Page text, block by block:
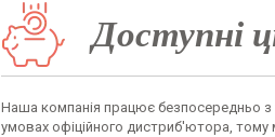
Доступні
Наша компанія працює безпосередньо
умовах офіційного дистриб'ютора, тому